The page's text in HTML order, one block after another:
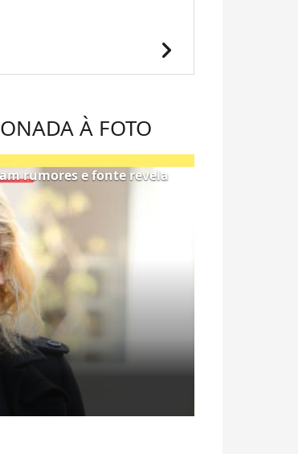
chevron_right
À FOTO
rumores e fonte revela